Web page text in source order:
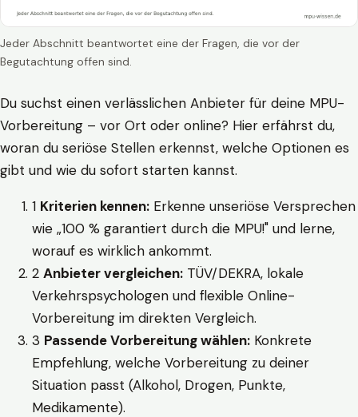
Jeder Abschnitt beantwortet eine der Fragen, die vor der
Begutachtung offen sind.
Du suchst einen verlässlichen Anbieter für deine MPU-
Vorbereitung – vor Ort oder online? Hier erfährst du,
woran du seriöse Stellen erkennst, welche Optionen es
gibt und wie du sofort starten kannst.
1 Kriterien kennen: Erkenne unseriöse Versprechen
wie „100 % garantiert durch die MPU!" und lerne,
worauf es wirklich ankommt.
2 Anbieter vergleichen: TÜV/DEKRA, lokale
Verkehrspsychologen und flexible Online-
Vorbereitung im direkten Vergleich.
3 Passende Vorbereitung wählen: Konkrete
Empfehlung, welche Vorbereitung zu deiner
Situation passt (Alkohol, Drogen, Punkte,
Medikamente).